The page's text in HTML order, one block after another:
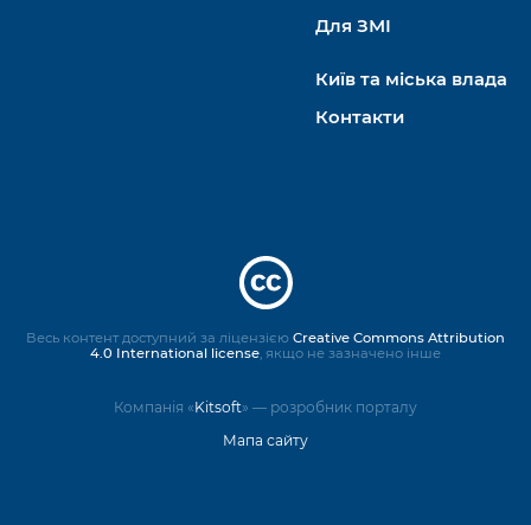
Для ЗМІ
Київ та міська влада
Контакти
Компанія «Kitsoft» — розробник порталу
Мапа сайту
Весь контент доступний за ліцензією Creative Commons Attribution
4.0 International license, якщо не зазначено інше